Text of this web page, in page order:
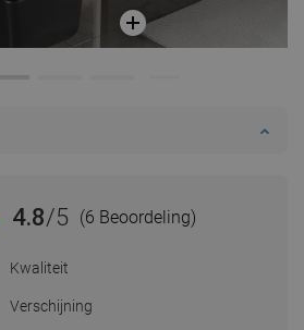
4.8/5 (6 Beoordeling)
Kwaliteit
Verschijning